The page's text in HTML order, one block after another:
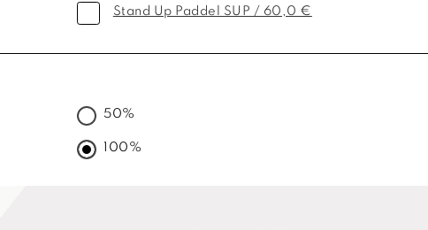
Stand Up Paddel SUP / 60,0 €
50%
100%